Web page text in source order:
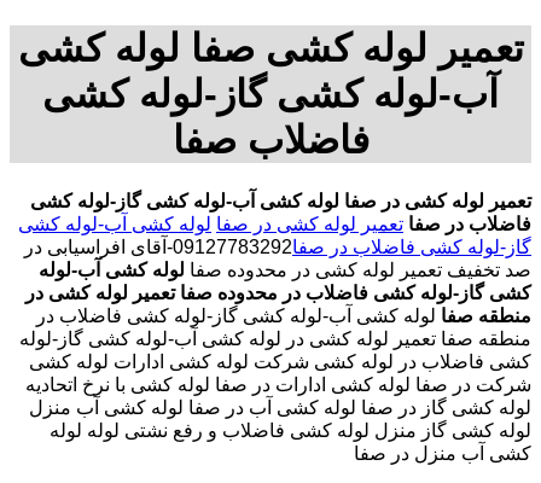
تعمیر لوله کشی صفا لوله کشی
آب-لوله کشی گاز-لوله کشی
فاضلاب صفا
تعمیر لوله کشی در صفا لوله کشی آب-لوله کشی گاز-لوله کشی
فاضلاب در صفا تعمیر لوله کشی در صفا لوله کشی آب-لوله کشی
گاز-لوله کشی فاضلاب در صفا
09127783292-آقای افراسیابی در
صد تخفیف تعمیر لوله کشی در محدوده صفا لوله کشی آب-لوله
کشی گاز-لوله کشی فاضلاب در محدوده صفا تعمیر لوله کشی در
منطقه صفا لوله کشی آب-لوله کشی گاز-لوله کشی فاضلاب در
منطقه صفا تعمیر لوله کشی در لوله کشی آب-لوله کشی گاز-لوله
کشی فاضلاب در لوله کشی شرکت لوله کشی ادارات لوله کشی
شرکت در صفا لوله کشی ادارات در صفا لوله کشی با نرخ اتحادیه
لوله کشی گاز در صفا لوله کشی آب در صفا لوله کشی آب منزل
لوله کشی گاز منزل لوله کشی فاضلاب و رفع نشتی لوله لوله
کشی آب منزل در صفا